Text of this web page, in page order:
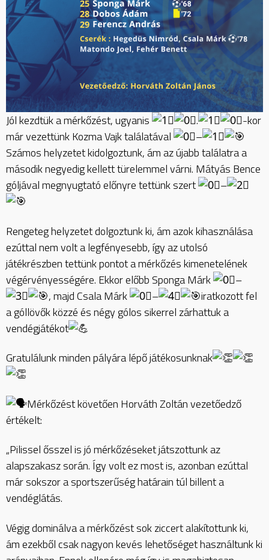
Jól kezdtük a mérkőzést, ugyanis .
-kor
már vezettünk Kozma Vajk találatával
–
Számos helyzetet kidolgoztunk, ám az újabb találatra a
második negyedig kellett türelemmel várni. Mátyás Bence
góljával megnyugtató előnyre tettünk szert
–
Rengeteg helyzetet dolgoztunk ki, ám azok kihasználása
ezúttal nem volt a legfényesebb, így az utolsó
játékrészben tettünk pontot a mérkőzés kimenetelének
végérvényességére. Ekkor előbb Sponga Márk
–
, majd Csala Márk
–
iratkozott fel
a góllövők közzé és négy gólos sikerrel zárhattuk a
vendégjátékot
Gratulálunk minden pályára lépő játékosunknak
Mérkőzést követően Horváth Zoltán vezetőedző
értékelt:
„Pilissel ősszel is jó mérkőzéseket játszottunk az
alapszakasz során. Így volt ez most is, azonban ezúttal
már sokszor a sportszerűség határain túl billent a
vendéglátás.
Végig dominálva a mérkőzést sok ziccert alakítottunk ki,
ám ezekből csak nagyon kevés lehetőséget használtunk ki